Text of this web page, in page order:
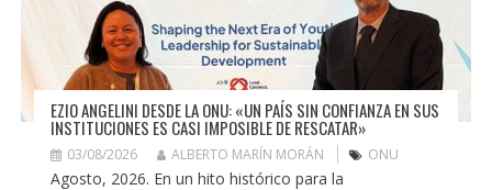
EZIO ANGELINI DESDE LA ONU: «UN PAÍS SIN CONFIANZA EN SUS
INSTITUCIONES ES CASI IMPOSIBLE DE RESCATAR»
03/08/2026 ALBERTO MARÍN MORÁN ONU
Agosto, 2026. En un hito histórico para la